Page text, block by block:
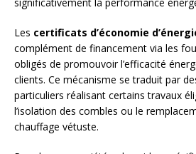
Les certificats d’économie
complément de financement via les
obligés de promouvoir l’efficacité
clients. Ce mécanisme se traduit par
particuliers réalisant certains travaux
l’isolation des combles ou le
chauffage vétuste.